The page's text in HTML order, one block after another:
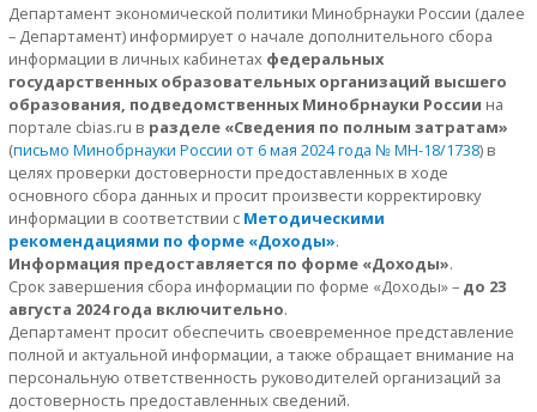
Департамент экономической политики Минобрнауки России (далее
– Департамент) информирует о начале дополнительного сбора
информации в личных кабинетах федеральных
государственных образовательных организаций высшего
образования, подведомственных Минобрнауки России на
портале cbias.ru в разделе «Сведения по полным затратам»
(письмо Минобрнауки России от 6 мая 2024 года № МН-18/1738) в
целях проверки достоверности предоставленных в ходе
основного сбора данных и просит произвести корректировку
информации в соответствии с Методическими
рекомендациями по форме «Доходы».
Информация предоставляется по форме «Доходы».
Срок завершения сбора информации по форме «Доходы» – до 23
августа 2024 года включительно.
Департамент просит обеспечить своевременное представление
полной и актуальной информации, а также обращает внимание на
персональную ответственность руководителей организаций за
достоверность предоставленных сведений.